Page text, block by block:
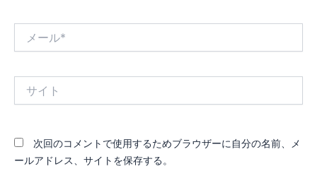
次回のコメントで使用するためブラウザーに自分の名前、メ
ールアドレス、サイトを保存する。